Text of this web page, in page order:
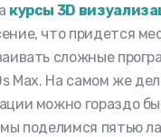
курсы 3D
что придется
сложные
Max. На самом же
можно гораздо
поделимся пятью